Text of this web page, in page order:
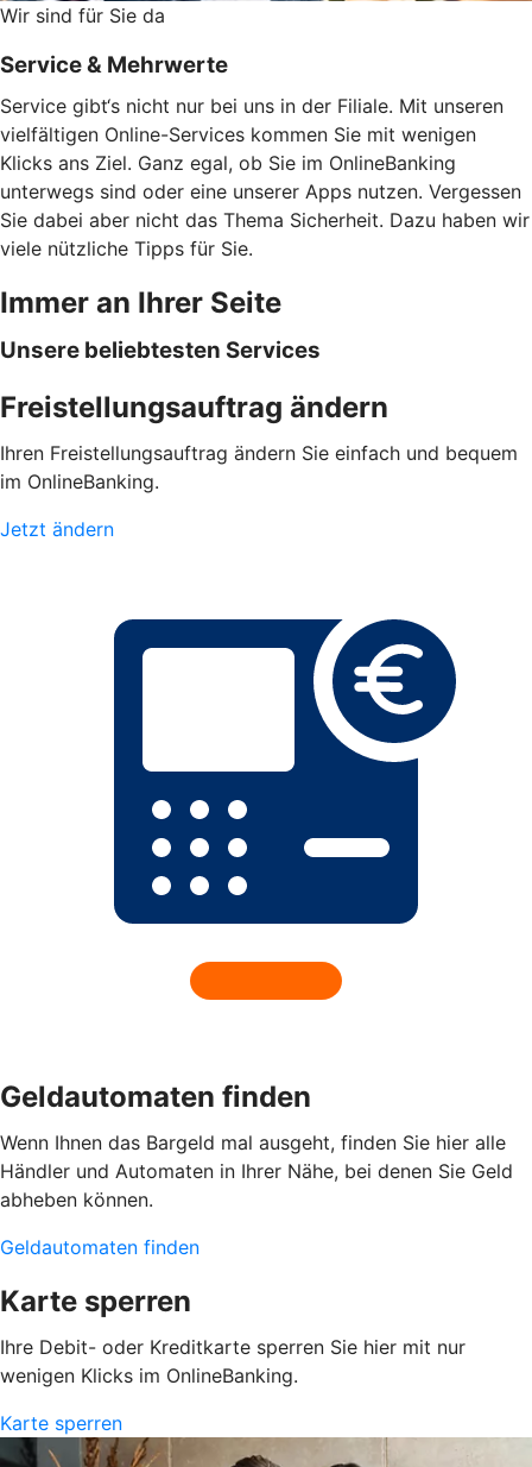
Wir sind für Sie da
Service & Mehrwerte
Service gibt‘s nicht nur bei uns in der Filiale. Mit unseren
vielfältigen Online-Services kommen Sie mit wenigen
Klicks ans Ziel. Ganz egal, ob Sie im OnlineBanking
unterwegs sind oder eine unserer Apps nutzen. Vergessen
Sie dabei aber nicht das Thema Sicherheit. Dazu haben wir
viele nützliche Tipps für Sie.
Immer an Ihrer Seite
Unsere beliebtesten Services
Freistellungsauftrag ändern
Ihren Freistellungsauftrag ändern Sie einfach und bequem
im OnlineBanking.
Jetzt ändern
Geldautomaten finden
Wenn Ihnen das Bargeld mal ausgeht, finden Sie hier alle
Händler und Automaten in Ihrer Nähe, bei denen Sie Geld
abheben können.
Geldautomaten finden
Karte sperren
Ihre Debit- oder Kreditkarte sperren Sie hier mit nur
wenigen Klicks im OnlineBanking.
Karte sperren